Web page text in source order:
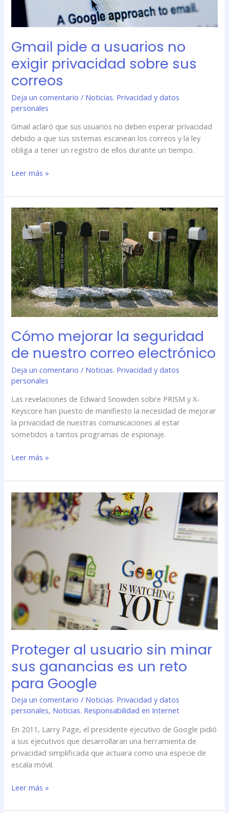
Gmail pide a usuarios no
exigir privacidad sobre sus
correos
Deja un comentario / Noticias. Privacidad y datos
personales
Gmail aclaró que sus usuarios no deben esperar privacidad
debido a que sus sistemas escanean los correos y la ley
obliga a tener un registro de ellos durante un tiempo.
Leer más »
Cómo mejorar la seguridad
de nuestro correo electrónico
Deja un comentario / Noticias. Privacidad y datos
personales
Las revelaciones de Edward Snowden sobre PRISM y X-
Keyscore han puesto de manifiesto la necesidad de mejorar
la privacidad de nuestras comunicaciones al estar
sometidos a tantos programas de espionaje.
Cómo
mejorar
la
seguridad
de
nuestro
correo
electrónico
Leer más »
Proteger al usuario sin minar
sus ganancias es un reto
para Google
Deja un comentario / Noticias. Privacidad y datos
personales, Noticias. Responsabilidad en Internet
En 2011, Larry Page, el presidente ejecutivo de Google pidió
a sus ejecutivos que desarrollaran una herramienta de
privacidad simplificada que actuara como una especie de
escala móvil.
Proteger
al
usuario
ganancias
es
reto
para
Google
Leer más »